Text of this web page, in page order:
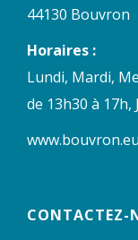
44130 Bouvron
Horaires :
Lundi, Mardi,
de 13h30 à 17h,
www.bouvron.eu
CONTACTEZ-